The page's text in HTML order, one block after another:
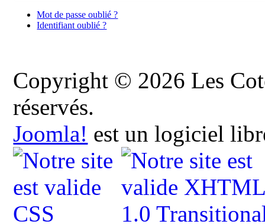
Mot de passe oublié ?
Identifiant oublié ?
Copyright © 2026 Les
réservés.
Joomla! est un logiciel